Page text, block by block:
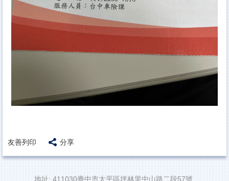
友善列印 分享
地址: 411030臺中市太平區坪林里中山路二段57號